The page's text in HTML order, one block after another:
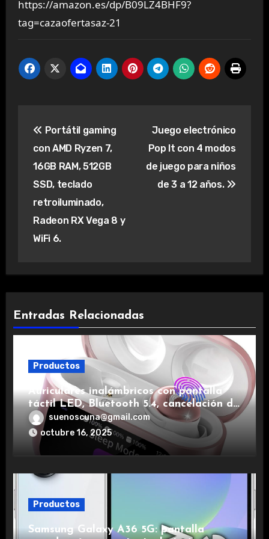
https://amazon.es/dp/B09LZ4BHF9?
tag=cazaofertasaz-21
de
entradas
Portátil gaming
con AMD Ryzen 7,
16GB RAM, 512GB
SSD, teclado
retroiluminado,
Radeon RX Vega 8 y
WiFi 6.
Juego electrónico
Pop It con 4 modos
de juego para niños
de 3 a 12 años.
Entradas Relacionadas
Productos
Auriculares inalámbricos con pantalla
táctil LED, Bluetooth 5.4, cancelación de
ruido, impermeables y de larga duración.
suenoscuna@gmail.com
octubre 16, 2025
Productos
Samsung Galaxy A36 5G: pantalla